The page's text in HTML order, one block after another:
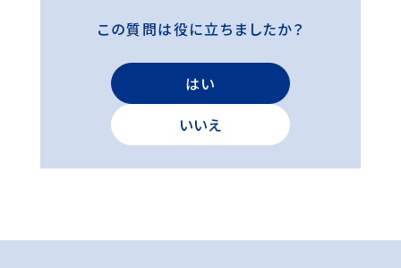
この質問は役に立ちましたか？
はい
いいえ